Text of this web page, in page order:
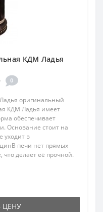
КДМ Ладья
0
оригинальный
КДМ Ладья имеет
обеспечивает
Основание стоит на
уходит в
печи нет прямых
делает её прочной.
ЦЕНУ